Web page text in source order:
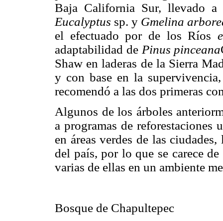
Baja California Sur, llevado
Eucalyptus sp. y Gmelina
el efectuado por de los Ríos
adaptabilidad de Pinus pinceana
Shaw en laderas de la Sierra
y con base en la
recomendó a las dos primeras
Algunos de los árboles
a programas de reforestaciones
en áreas verdes de las
del país, por lo que se carece
varias de ellas en un ambiente
Bosque de Chapultepec